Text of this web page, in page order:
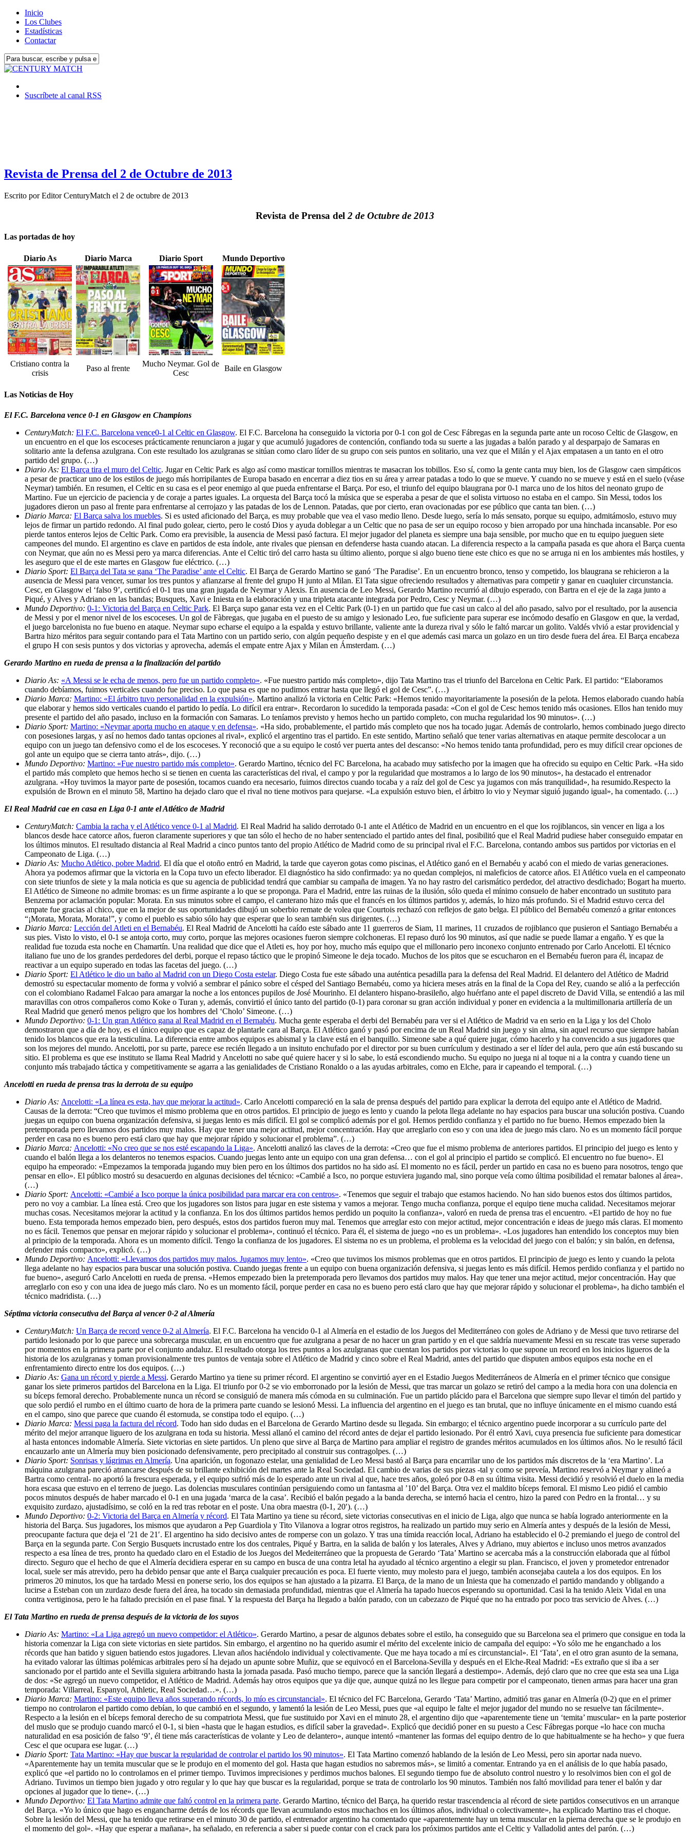
Inicio
Los Clubes
Estadísticas
Contactar
Suscríbete al canal RSS
Revista de Prensa del 2 de Octubre de 2013
Escrito porEditor CenturyMatch el 2 de octubre de 2013
Revista de Prensa del 2 de Octubre de 2013
Las portadas de hoy
Diario As Diario Marca Diario Sport Mundo Deportivo
Cristiano contra la
crisis
Paso al frente
Mucho Neymar. Gol de
Cesc
Baile en Glasgow
Las Noticias de Hoy
El F.C. Barcelona vence 0-1 en Glasgow en Champions
CenturyMatch: El F.C. Barcelona vence0-1 al Celtic en Glasgow. El F.C. Barcelona ha conseguido la victoria por 0-1 con gol de Cesc Fábregas en la segunda parte ante un rocoso Celtic de Glasgow, en
un encuentro en el que los escoceses prácticamente renunciaron a jugar y que acumuló jugadores de contención, confiando toda su suerte a las jugadas a balón parado y al desparpajo de Samaras en
solitario ante la defensa azulgrana. Con este resultado los azulgranas se sitúan como claro líder de su grupo con seis puntos en solitario, una vez que el Milán y el Ajax empatasen a un tanto en el otro
partido del grupo. (…)
Diario As: El Barça tira el muro del Celtic. Jugar en Celtic Park es algo así como masticar tornillos mientras te masacran los tobillos. Eso sí, como la gente canta muy bien, los de Glasgow caen simpáticos
a pesar de practicar uno de los estilos de juego más horripilantes de Europa basado en encerrar a diez tios en su área y arrear patadas a todo lo que se mueve. Y cuando no se mueve y está en el suelo (véase
Neymar) también. En resumen, el Celtic en su casa es el peor enemigo al que pueda enfrentarse el Barça. Por eso, el triunfo del equipo blaugrana por 0-1 marca uno de los hitos del neonato grupo de
Martino. Fue un ejercicio de paciencia y de coraje a partes iguales. La orquesta del Barça tocó la música que se esperaba a pesar de que el solista virtuoso no estaba en el campo. Sin Messi, todos los
jugadores dieron un paso al frente para enfrentarse al cerrojazo y las patadas de los de Lennon. Patadas, que por cierto, eran ovacionadas por ese público que canta tan bien. (…)
Diario Marca: El Barça salva los muebles. Si es usted aficionado del Barça, es muy probable que vea el vaso medio lleno. Desde luego, sería lo más sensato, porque su equipo, admitámoslo, estuvo muy
lejos de firmar un partido redondo. Al final pudo golear, cierto, pero le costó Dios y ayuda doblegar a un Celtic que no pasa de ser un equipo rocoso y bien arropado por una hinchada incansable. Por eso
pierde tantos enteros lejos de Celtic Park. Como era previsible, la ausencia de Messi pasó factura. El mejor jugador del planeta es siempre una baja sensible, por mucho que en tu equipo jueguen siete
campeones del mundo. El argentino es clave en partidos de esta índole, ante rivales que piensan en defenderse hasta cuando atacan. La diferencia respecto a la campaña pasada es que ahora el Barça cuenta
con Neymar, que aún no es Messi pero ya marca diferencias. Ante el Celtic tiró del carro hasta su último aliento, porque si algo bueno tiene este chico es que no se arruga ni en los ambientes más hostiles, y
les aseguro que el de este martes en Glasgow fue eléctrico. (…)
Diario Sport: El Barça del Tata se gana ‘The Paradise’ ante el Celtic. El Barça de Gerardo Martino se ganó ‘The Paradise’. En un encuentro bronco, tenso y competido, los blaugrana se rehicieron a la
ausencia de Messi para vencer, sumar los tres puntos y afianzarse al frente del grupo H junto al Milan. El Tata sigue ofreciendo resultados y alternativas para competir y ganar en cuaqluier circunstancia.
Cesc, en Glasgow el ‘falso 9’, certificó el 0-1 tras una gran jugada de Neymar y Alexis. En ausencia de Leo Messi, Gerardo Martino recurrió al dibujo esperado, con Bartra en el eje de la zaga junto a
Piqué, y Alves y Adriano en las bandas; Busquets, Xavi e Iniesta en la elaboración y una tripleta atacante integrada por Pedro, Cesc y Neymar. (…)
Mundo Deportivo: 0-1: Victoria del Barça en Celtic Park. El Barça supo ganar esta vez en el Celtic Park (0-1) en un partido que fue casi un calco al del año pasado, salvo por el resultado, por la ausencia
de Messi y por el menor nivel de los escoceses. Un gol de Fàbregas, que jugaba en el puesto de su amigo y lesionado Leo, fue suficiente para superar ese incómodo desafío en Glasgow en que, la verdad,
el juego barcelonista no fue bueno en ataque. Neymar supo echarse el equipo a la espalda y estuvo brillante, valiente ante la dureza rival y sólo le faltó marcar un golito. Valdés vlvió a estar providencial y
Bartra hizo méritos para seguir contando para el Tata Martino con un partido serio, con algún pequeño despiste y en el que además casi marca un golazo en un tiro desde fuera del área. El Barça encabeza
el grupo H con sesis puntos y dos victorias y aprovecha, además el empate entre Ajax y Milan en Ámsterdam. (…)
Gerardo Martino en rueda de prensa a la finalización del partido
Diario As: «A Messi se le echa de menos, pero fue un partido completo». «Fue nuestro partido más completo», dijo Tata Martino tras el triunfo del Barcelona en Celtic Park. El partido: “Elaboramos
cuando debíamos, fuimos verticales cuando fue preciso. Lo que pasa es que no pudimos entrar hasta que llegó el gol de Cesc”. (…)
Diario Marca: Martino: «El árbitro tuvo personalidad en la expulsión». Martino analizó la victoria en Celtic Park: «Hemos tenido mayoritariamente la posesión de la pelota. Hemos elaborado cuando había
que elaborar y hemos sido verticales cuando el partido lo pedía. Lo difícil era entrar». Recordaron lo sucedido la temporada pasada: «Con el gol de Cesc hemos tenido más ocasiones. Ellos han tenido muy
presente el partido del año pasado, incluso en la formación con Samaras. Lo teníamos previsto y hemos hecho un partido completo, con mucha regularidad los 90 minutos». (…)
Diario Sport: Martino: «Neymar aporta mucho en ataque y en defensa». «Ha sido, probablemente, el partido más completo que nos ha tocado jugar. Además de controlarlo, hemos combinado juego directo
con posesiones largas, y así no hemos dado tantas opciones al rival», explicó el argentino tras el partido. En este sentido, Martino señaló que tener varias alternativas en ataque permite descolocar a un
equipo con un juego tan defensivo como el de los escoceses. Y reconoció que a su equipo le costó ver puerta antes del descanso: «No hemos tenido tanta profundidad, pero es muy difícil crear opciones de
gol ante un equipo que se cierra tanto atrás», dijo. (…)
Mundo Deportivo: Martino: «Fue nuestro partido más completo». Gerardo Martino, técnico del FC Barcelona, ha acabado muy satisfecho por la imagen que ha ofrecido su equipo en Celtic Park. «Ha sido
el partido más completo que hemos hecho si se tienen en cuenta las características del rival, el campo y por la regularidad que mostramos a lo largo de los 90 minutos», ha destacado el entrenador
azulgrana. «Hoy tuvimos la mayor parte de posesión, tocamos cuando era necesario, fuimos directos cuando tocaba y a raíz del gol de Cesc ya jugamos con más tranquilidad», ha resumido.Respecto la
expulsión de Brown en el minuto 58, Martino ha dejado claro que el rival no tiene motivos para quejarse. «La expulsión estuvo bien, el árbitro lo vio y Neymar siguió jugando igual», ha comentado. (…)
El Real Madrid cae en casa en Liga 0-1 ante el Atlético de Madrid
CenturyMatch: Cambia la racha y el Atlético vence 0-1 al Madrid. El Real Madrid ha salido derrotado 0-1 ante el Atlético de Madrid en un encuentro en el que los rojiblancos, sin vencer en liga a los
blancos desde hace catorce años, fueron claramente superiores y que tan sólo el hecho de no haber sentenciado el partido antes del final, posibilitó que el Real Madrid pudiese haber conseguido empatar en
los últimos minutos. El resultado distancia al Real Madrid a cinco puntos tanto del propio Atlético de Madrid como de su principal rival el F.C. Barcelona, contando ambos sus partidos por victorias en el
Campeonato de Liga. (…)
Diario As: Mucho Atlético, pobre Madrid. El día que el otoño entró en Madrid, la tarde que cayeron gotas como piscinas, el Atlético ganó en el Bernabéu y acabó con el miedo de varias generaciones.
Ahora ya podemos afirmar que la victoria en la Copa tuvo un efecto liberador. El diagnóstico ha sido confirmado: ya no quedan complejos, ni maleficios de catorce años. El Atlético vuela en el campeonato
con siete triunfos de siete y la mala noticia es que su agencia de publicidad tendrá que cambiar su campaña de imagen. Ya no hay rastro del carismático perdedor, del atractivo desdichado; Bogart ha muerto.
El Atlético de Simeone no admite bromas: es un firme aspirante a lo que se proponga. Para el Madrid, entre las ruinas de la ilusión, sólo queda el mínimo consuelo de haber encontrado un sustituto para
Benzema por aclamación popular: Morata. En sus minutos sobre el campo, el canterano hizo más que el francés en los últimos partidos y, además, lo hizo más profundo. Si el Madrid estuvo cerca del
empate fue gracias al chico, que en la mejor de sus oportunidades dibujó un soberbio remate de volea que Courtois rechazó con reflejos de gato belga. El público del Bernabéu comenzó a gritar entonces
“¡Morata, Morata, Morata!”, y como el pueblo es sabio sólo hay que esperar que lo sean también sus dirigentes. (…)
Diario Marca: Lección del Atleti en el Bernabéu. El Real Madrid de Ancelotti ha caído este sábado ante 11 guerreros de Siam, 11 marines, 11 cruzados de rojiblanco que pusieron el Santiago Bernabéu a
sus pies. Visto lo visto, el 0-1 se antoja corto, muy corto, porque las mejores ocasiones fueron siempre colchoneras. El repaso duró los 90 minutos, así que nadie se puede llamar a engaño. Y es que la
realidad fue tozuda esta noche en Chamartín. Una realidad que dice que el Atleti es, hoy por hoy, mucho más equipo que el millonario pero inconexo conjunto entrenado por Carlo Ancelotti. El técnico
italiano fue uno de los grandes perdedores del derbi, porque el repaso táctico que le propinó Simeone le deja tocado. Muchos de los pitos que se escucharon en el Bernabéu fueron para él, incapaz de
reactivar a un equipo superado en todas las facetas del juego. (…)
Diario Sport: El Atlético le dio un baño al Madrid con un Diego Costa estelar. Diego Costa fue este sábado una auténtica pesadilla para la defensa del Real Madrid. El delantero del Atlético de Madrid
demostró su espectacular momento de forma y volvió a sembrar el pánico sobre el césped del Santiago Bernabéu, como ya hiciera meses atrás en la final de la Copa del Rey, cuando se alió a la perfección
con el colombiano Radamel Falcao para amargar la noche a los entonces pupilos de José Mourinho. El delantero hispano-brasileño, algo huérfano ante el papel discreto de David Villa, se entendió a las mil
maravillas con otros compañeros como Koke o Turan y, además, convirtió el único tanto del partido (0-1) para coronar su gran acción individual y poner en evidencia a la multimillonaria artillería de un
Real Madrid que generó menos peligro que los hombres del ‘Cholo’ Simeone. (…)
Mundo Deportivo: 0-1: Un gran Atlético gana al Real Madrid en el Bernabéu. Mucha gente esperaba el derbi del Bernabéu para ver si el Atlético de Madrid va en serio en la Liga y los del Cholo
demostraron que a día de hoy, es el único equipo que es capaz de plantarle cara al Barça. El Atlético ganó y pasó por encima de un Real Madrid sin juego y sin alma, sin aquel recurso que siempre habían
tenido los blancos que era la testiculina. La diferencia entre ambos equipos es abismal y la clave está en el banquillo. Simeone sabe a qué quiere jugar, cómo hacerlo y ha convencido a sus jugadores que
son los mejores del mundo. Ancelotti, por su parte, parece ese recién llegado a un insituto enchufado por el director por su buen currículum y destinado a ser el líder del aula, pero que aún está buscando su
sitio. El problema es que ese instituto se llama Real Madrid y Ancelotti no sabe qué quiere hacer y si lo sabe, lo está escondiendo mucho. Su equipo no juega ni al toque ni a la contra y cuando tiene un
conjunto más trabajado táctica y competitivamente se agarra a las genialidades de Cristiano Ronaldo o a las ayudas arbitrales, como en Elche, para ir capeando el temporal. (…)
Ancelotti en rueda de prensa tras la derrota de su equipo
Diario As: Ancelotti: «La línea es esta, hay que mejorar la actitud». Carlo Ancelotti compareció en la sala de prensa después del partido para explicar la derrota del equipo ante el Atlético de Madrid.
Causas de la derrota: “Creo que tuvimos el mismo problema que en otros partidos. El principio de juego es lento y cuando la pelota llega adelante no hay espacios para buscar una solución postiva. Cuando
juegas un equipo con buena organización defensiva, si juegas lento es más difícil. El gol se complicó además por el gol. Hemos perdido confianza y el partido no fue bueno. Hemos empezado bien la
pretemporada pero llevamos dos partidos muy malos. Hay que tener una mejor actitud, mejor concentración. Hay que arreglarlo con eso y con una idea de juego más claro. No es un momento fácil porque
perder en casa no es bueno pero está claro que hay que mejorar rápido y solucionar el problema”. (…)
Diario Marca: Ancelotti: «No creo que se nos esté escapando la Liga». Ancelotti analizó las claves de la derrota: «Creo que fue el mismo problema de anteriores partidos. El principio del juego es lento y
cuando el balón llega a los delanteros no tenemos espacios. Cuando juegas lento ante un equipo con una gran defensa… con el gol al principio el partido se complicó. El encuentro no fue bueno». El
equipo ha empeorado: «Empezamos la temporada jugando muy bien pero en los últimos dos partidos no ha sido así. El momento no es fácil, perder un partido en casa no es bueno para nosotros, tengo que
pensar en ello». El público mostró su desacuerdo en algunas decisiones del técnico: «Cambié a Isco, no porque estuviera jugando mal, sino porque veía como última posibilidad el rematar balones al área».
(…)
Diario Sport: Ancelotti: «Cambié a Isco porque la única posibilidad para marcar era con centros». «Tenemos que seguir el trabajo que estamos haciendo. No han sido buenos estos dos últimos partidos,
pero no voy a cambiar. La línea está. Creo que los jugadores son listos para jugar en este sistema y vamos a mejorar. Tengo mucha confianza, porque el equipo tiene mucha calidad. Necesitamos mejorar
muchas cosas. Necesitamos mejorar la actitud y la confianza. En los dos últimos partidos hemos perdido un poquito la confianza», valoró en rueda de prensa tras el encuentro. «El partido de hoy no fue
bueno. Esta temporada hemos empezado bien, pero después, estos dos partidos fueron muy mal. Tenemos que arreglar esto con mejor actitud, mejor concentración e ideas de juego más claras. El momento
no es fácil. Tenemos que pensar en mejorar rápido y solucionar el problema», continuó el técnico. Para él, el sistema de juego «no es un problema». «Los jugadores han entendido los conceptos muy bien
al principio de la temporada. Ahora es un momento difícil. Tengo la confianza de los jugadores. El sistema no es un problema, el problema es la velocidad del juego con el balón; y sin balón, en defensa,
defender más compacto», explicó. (…)
Mundo Deportivo: Ancelotti: «Llevamos dos partidos muy malos. Jugamos muy lento». «Creo que tuvimos los mismos problemas que en otros partidos. El principio de juego es lento y cuando la pelota
llega adelante no hay espacios para buscar una solución postiva. Cuando juegas frente a un equipo con buena organización defensiva, si juegas lento es más difícil. Hemos perdido confianza y el partido no
fue bueno», aseguró Carlo Ancelotti en rueda de prensa. «Hemos empezado bien la pretemporada pero llevamos dos partidos muy malos. Hay que tener una mejor actitud, mejor concentración. Hay que
arreglarlo con eso y con una idea de juego más claro. No es un momento fácil, porque perder en casa no es bueno pero está claro que hay que mejorar rápido y solucionar el problema», ha dicho también el
técnico madridista. (…)
Séptima victoria consecutiva del Barça al vencer 0-2 al Almería
CenturyMatch: Un Barça de record vence 0-2 al Almería. El F.C. Barcelona ha vencido 0-1 al Almería en el estadio de los Juegos del Mediterráneo con goles de Adriano y de Messi que tuvo retirarse del
partido lesionado por lo que parece una sobrecarga muscular, en un encuentro que fue azulgrana a pesar de no hacer un gran partido y en el que saldría nuevamente Messi en su rescate tras verse superado
por momentos en la primera parte por el conjunto andaluz. El resultado otorga los tres puntos a los azulgranas que cuentan los partidos por victorias lo que supone un record en los inicios ligueros de la
historia de los azulgranas y toman provisionalmente tres puntos de ventaja sobre el Atlético de Madrid y cinco sobre el Real Madrid, antes del partido que disputen ambos equipos esta noche en el
enfrentamiento directo entre los dos equipos. (…)
Diario As: Gana un récord y pierde a Messi. Gerardo Martino ya tiene su primer récord. El argentino se convirtió ayer en el Estadio Juegos Mediterráneos de Almería en el primer técnico que consigue
ganar los siete primeros partidos del Barcelona en la Liga. El triunfo por 0-2 se vio emborronado por la lesión de Messi, que tras marcar un golazo se retiró del campo a la media hora con una dolencia en
su bíceps femoral derecho. Probablemente nunca un récord se consiguió de manera más cómoda en su culminación. Fue un partido plácido para el Barcelona que siempre supo llevar el timón del partido y
que solo perdió el rumbo en el último cuarto de hora de la primera parte cuando se lesionó Messi. La influencia del argentino en el juego es tan brutal, que no influye únicamente en el mismo cuando está
en el campo, sino que parece que cuando él estornuda, se constipa todo el equipo. (…)
Diario Marca: Messi paga la factura del récord. Todo han sido dudas en el Barcelona de Gerardo Martino desde su llegada. Sin embargo; el técnico argentino puede incorporar a su currículo parte del
mérito del mejor arranque liguero de los azulgrana en toda su historia. Messi allanó el camino del récord antes de dejar el partido lesionado. Por él entró Xavi, cuya presencia fue suficiente para domesticar
al hasta entonces indomable Almería. Siete victorias en siete partidos. Un pleno que sirve al Barça de Martino para ampliar el registro de grandes méritos acumulados en los últimos años. No le resultó fácil
encauzarlo ante un Almería muy bien posicionado defensivamente, pero precipitado al construir sus contragolpes. (…)
Diario Sport: Sonrisas y lágrimas en Almería. Una aparición, un fogonazo estelar, una genialidad de Leo Messi bastó al Barça para encarrilar uno de los partidos más discretos de la ‘era Martino’. La
máquina azulgrana pareció atrancarse después de su brillante exhibición del martes ante la Real Sociedad. El cambio de varias de sus piezas -tal y como se preveía, Martino reservó a Neymar y alineó a
Bartra como central- no aportó la frescura esperada, y el equipo sufrió más de lo esperado ante un rival al que, hace tres años, goleó por 0-8 en su última visita. Messi decidió y resolvió el duelo en la media
hora escasa que estuvo en el terreno de juego. Las dolencias musculares continúan persiguiendo como un fantasma al ’10’ del Barça. Otra vez el maldito bíceps femoral. El mismo Leo pidió el cambio
pocos minutos después de haber marcado el 0-1 en una jugada ‘marca de la casa’. Recibió el balón pegado a la banda derecha, se internó hacia el centro, hizo la pared con Pedro en la frontal… y su
exquisito zurdazo, ajustadísimo, se coló en la red tras rebotar en el poste. Una obra maestra (0-1, 20′). (…)
Mundo Deportivo: 0-2: Victoria del Barça en Almería y récord. El Tata Martino ya tiene su récord, siete victorias consecutivas en el inicio de Liga, algo que nunca se había logrado anteriormente en la
historia del Barça. Sus jugadores, los mismos que ayudaron a Pep Guardiola y Tito Vilanova a lograr otros registros, ha realizado un partido muy serio en Almería antes y después de la lesión de Messi,
preocupante factura que deja el ’21 de 21′. El argentino ha sido decisivo antes de romperse con un golazo. Y tras una tímida reacción local, Adriano ha establecido el 0-2 premiando el juego de control del
Barça en la segunda parte. Con Sergio Busquets incrustado entre los dos centrales, Piqué y Bartra, en la salida de balón y los laterales, Alves y Adriano, muy abiertos e incluso unos metros avanzados
respecto a esa línea de tres, pronto ha quedado claro en el Estadio de los Juegos del Medeiterráneo que la propuesta de Gerardo ‘Tata’ Martino se acercaba más a la construcción elaborada que al fútbol
directo. Seguro que el hecho de que el Almería decidiera esperar en su campo en busca de una contra letal ha ayudado al técnico argentino a elegir su plan. Francisco, el joven y prometedor entrenador
local, suele ser más atrevido, pero ha debido pensar que ante el Barça cualquier precaución es poca. El fuerte viento, muy molesto para el juego, también aconsejaba cautela a los dos equipos. En los
primeros 20 minutos, los que ha tardado Messi en ponerse serio, los dos equipos se han ajustado a la pizarra. El Barça, de la mano de un Iniesta que ha comenzado el partido mandando y obligando a
lucirse a Esteban con un zurdazo desde fuera del área, ha tocado sin demasiada profundidad, mientras que el Almería ha tapado huecos esperando su oportunidad. Casi la ha tenido Aleix Vidal en una
contra vertiginosa, pero le ha faltado precisión en el pase final. Y la respuesta del Barça ha llegado a balón parado, con un cabezazo de Piqué que no ha entrado por poco tras servicio de Alves. (…)
El Tata Martino en rueda de prensa después de la victoria de los suyos
Diario As: Martino: «La Liga agregó un nuevo competidor: el Atlético». Gerardo Martino, a pesar de algunos debates sobre el estilo, ha conseguido que su Barcelona sea el primero que consigue en toda la
historia comenzar la Liga con siete victorias en siete partidos. Sin embargo, el argentino no ha querido asumir el mérito del excelente inicio de campaña del equipo: «Yo sólo me he enganchado a los
récords que han batido y siguen batiendo estos jugadores. Llevan años haciéndolo individual y colectivamente. Que me haya tocado a mí es circunstancial». El ‘Tata’, en el otro gran asunto de la semana,
ha evitado valorar las últimas polémicas arbitrales pero sí ha dejado un apunte sobre Muñiz, que se equivocó en el Barcelona-Sevilla y después en el Elche-Real Madrid: «Es extraño que si iba a ser
sancionado por el partido ante el Sevilla siguiera arbitrando hasta la jornada pasada. Pasó mucho tiempo, parece que la sanción llegará a destiempo». Además, dejó claro que no cree que esta sea una Liga
de dos: «Se agregó un nuevo competidor, el Atlético de Madrid. Además hay otros equipos que ya dije que, aunque quizá no les llegue para competir por el campeonato, tienen armas para hacer una gran
temporada: Villarreal, Espanyol, Athletic, Real Sociedad…». (…)
Diario Marca: Martino: «Este equipo lleva años superando récords, lo mío es circunstancial». El técnico del FC Barcelona, Gerardo ‘Tata’ Martino, admitió tras ganar en Almería (0-2) que en el primer
tiempo no controlaron el partido como debían, lo que cambió en el segundo, y lamentó la lesión de Leo Messi, pues que «al equipo le falte el mejor jugador del mundo no se resuelve tan fácilmente».
Respecto a la lesión en el bíceps femoral derecho de su compatriota Messi, que fue sustituido por Xavi en el minuto 28, el argentino dijo que «aparentemente tiene un ‘temita’ muscular» en la parte posterior
del muslo que se produjo cuando marcó el 0-1, si bien «hasta que le hagan estudios, es difícil saber la gravedad». Explicó que decidió poner en su puesto a Cesc Fábregas porque «lo hace con mucha
naturalidad en esa posición de falso ‘9’, él tiene más características de volante y Leo de delantero», aunque intentó «mantener las formas del equipo dentro de lo que habitualmente se ha hecho» y que fuera
Cesc el que ocupara ese lugar. (…)
Diario Sport: Tata Martino: «Hay que buscar la regularidad de controlar el partido los 90 minutos». El Tata Martino comenzó hablando de la lesión de Leo Messi, pero sin aportar nada nuevo.
«Aparentemente hay un temita muscular que se le produjo en el momento del gol. Hasta que hagan estudios no sabremos más», se limitó a comentar. Entrando ya en el análisis de lo que había pasado,
explicó que «el partido no lo controlamos en el primer tiempo. Tuvimos imprecisiones y perdimos muchos balones. El segundo tiempo fue de absoluto control nuestro y lo resolvimos bien con el gol de
Adriano. Tuvimos un tiempo bien jugado y otro regular y lo que hay que buscar es la regularidad, porque se trata de controlarlo los 90 minutos. También nos faltó movilidad para tener el balón y dar
opciones al jugador que lo tiene». (…)
Mundo Deportivo: El Tata Martino admite que faltó control en la primera parte. Gerardo Martino, técnico del Barça, ha querido restar trascendencia al récord de siete partidos consecutivos en un arranque
del Barça. «Yo lo único que hago es engancharme detrás de los récords que llevan acumulando estos muchachos en los últimos años, individual o colectivamente», ha explicado Martino tras el choque.
Sobre la lesión del Messi, que ha tenido que retirarse en el minuto 30 de partido, el entrenador argentino ha comentado que «aparentemente hay un tema muscular en la pierna derecha que se le produjo en
el momento del gol». «Hay que esperar a mañana», ha señalado, en referencia a saber si puede contar con el crack para los próximos partidos ante el Celtic y Valladolid antes del parón. (…)